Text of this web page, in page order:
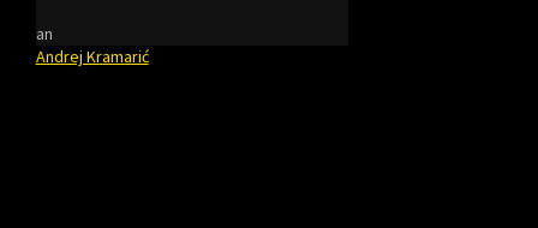
an
Andrej Kramarić